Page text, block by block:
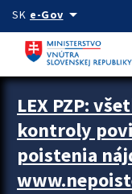
Preskocit na hlavný
SK e-Govarrow_drop_down
Zastavit automatický
LEX PZP:
kontroly
poistenia